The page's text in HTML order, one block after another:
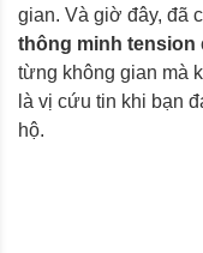
gian. Và giờ đây, đã
thông minh tension
từng không gian mà
là vị cứu tin khi bạn
hộ.